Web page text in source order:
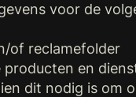
voor de
of reclamefolder
en
dit nodig is om